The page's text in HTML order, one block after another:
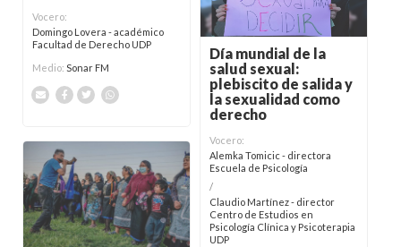
Vocero:
Domingo Lovera - académico
Facultad de Derecho UDP
Medio: Sonar FM
Día mundial de la
salud sexual:
plebiscito de salida y
la sexualidad como
derecho
Vocero:
Alemka Tomicic - directora
Escuela de Psicología
/
Claudio Martínez - director
Centro de Estudios en
Psicología Clínica y Psicoterapia
UDP